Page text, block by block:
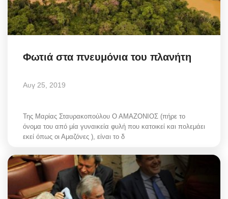
Φωτιά στα πνευμόνια του πλανήτη
Αυγ 25, 2019
Της Μαρίας Σταυρακοπούλου Ο ΑΜΑΖΟΝΙΟΣ (πήρε το
όνομα του από μία γυναικεία φυλή που κατοικεί και πολεμάει
εκεί όπως οι Αμαζόνες ), είναι το δ